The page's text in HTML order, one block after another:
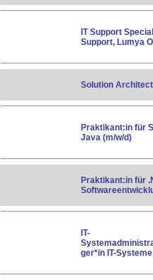
IT Support
Support, Lumya
Solution
Praktikant:in für
Java (m/w/d)
Praktikant:in für
IT-
ger*in IT-Systeme